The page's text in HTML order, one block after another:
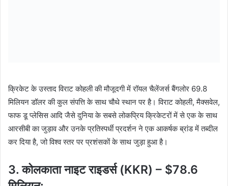
क्रिकेट के उस्ताद विराट कोहली की मौजूदगी में रॉयल चैलेंजर्स बैंगलोर 69.8
मिलियन डॉलर की कुल संपत्ति के साथ चौथे स्थान पर है। विराट कोहली, मैक्सवेल,
फाफ डू प्लेसिस आदि जैसे दुनिया के सबसे लोकप्रिय क्रिकेटरों में से एक के साथ
आरसीबी का जुड़ाव और उनके प्रतिस्पर्धी प्रदर्शन ने एक आकर्षक ब्रांड में तब्दील
कर दिया है, जो विश्व स्तर पर प्रशंसकों के साथ जुड़ा हुआ है।
3. कोलकाता नाइट राइडर्स (KKR) – $78.6